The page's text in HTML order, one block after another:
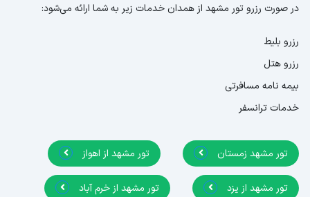
در صورت رزرو تور مشهد از همدان خدمات زیر به شما ارائه می‌شود:
رزرو بلیط
رزرو هتل
بیمه نامه مسافرتی
خدمات ترانسفر
تور مشهد زمستان تور مشهد از اهواز
تور مشهد از یزد تور مشهد از خرم آباد